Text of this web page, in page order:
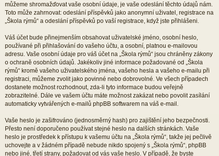
můžeme shromažďovat vaše osobní údaje, je vaše odeslání těchto údajů nám.
Toto může zahrnovat: odeslání příspěvků jako anonymní uživatel, registrace na
„Škola rýmů“ a odeslání příspěvků po vaší registrace, když jste přihlášeni.
Váš účet bude přinejmenším obsahovat uživatelské jméno, osobní heslo,
používané při přihlašování do vašeho účtu, a osobní, platnou e-mailovou
adresu. Vaše osobní údaje pro váš účet na „Škola rýmů“ jsou chráněny zákony
o ochraně osobních údajů. Jakékoliv jiné informace požadované od „Škola
rýmů“ kromě vašeho uživatelského jména, vašeho hesla a vašeho e-mailu při
registraci, můžeme zvolit jako povinné nebo dobrovolné. Ve všech případech
dostanete možnost rozhodnout, zda-li tyto informace budou veřejně
zobrazitelné. Dále ve vašem účtu máte možnost zakázat nebo povolit zasílání
automaticky vytvářených e-mailů phpBB softwarem na váš e-mail.
Vaše heslo je zašifrováno (jednosměrný hash) pro zajištění jeho bezpečnosti.
Přesto není doporučeno používat stejné heslo na dalších stránkách. Vaše
heslo je prostředek k přístupu k vašemu účtu na „Škola rýmů“, takže jej pečlivě
uchovejte a v žádném případě nebude nikdo spojený s „Škola rýmů“, phpBB
nebo jiné, třetí strany, požadovat od vás vaše heslo. V případě, že byste